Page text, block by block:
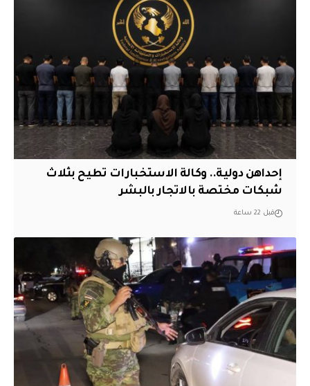
إحداهن دولية.. وكالة الاستخبارات تطيح بثلاث
شبكات مختصة بالاتجار بالبشر
قبل 22 ساعة